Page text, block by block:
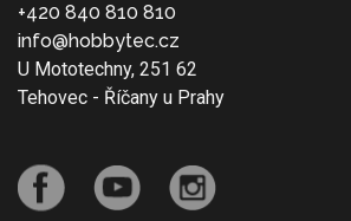
+420 840 810 810
info@hobbytec.cz
U Mototechny, 251 62
Tehovec - Říčany u Prahy